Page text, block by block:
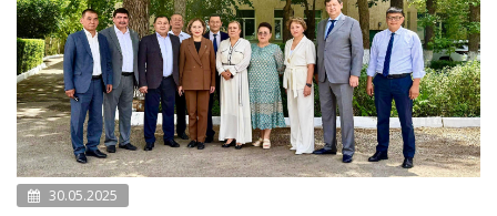
30.05.2025